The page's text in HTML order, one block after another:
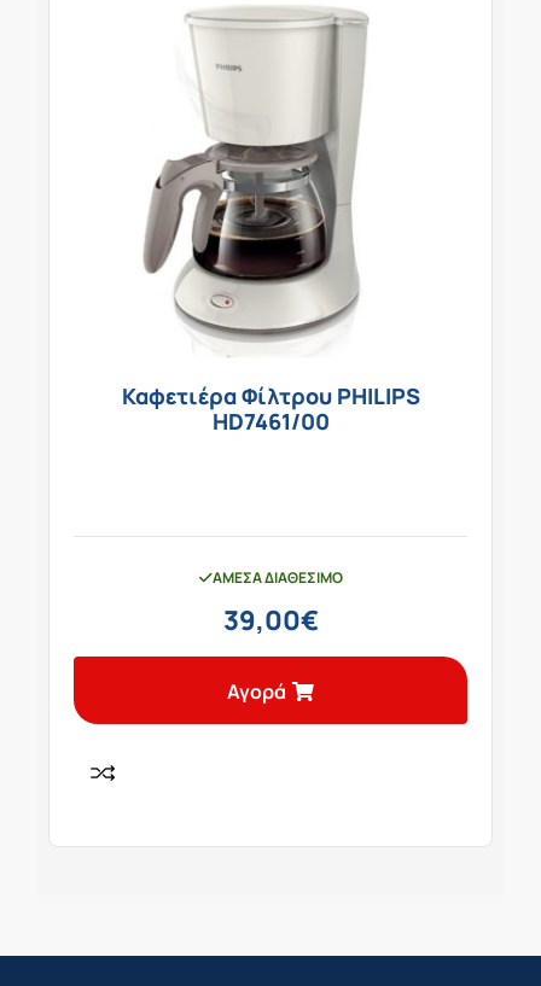
Καφετιέρα Φίλτρου PHILIPS
HD7461/00
ΆΜΕΣΑ ΔΙΑΘΈΣΙΜΟ
39,00€
Αγορά